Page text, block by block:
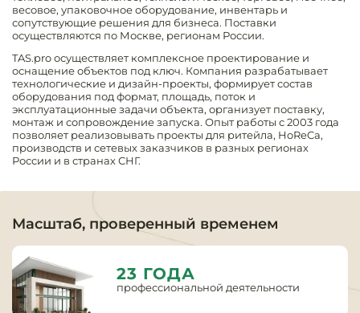
Кофейное
питания
Оснащение
Оснащение
мерчандайзинг
торгового
оборудования
Монтаж
оборудования
весовое, упаковочное оборудование, инвентарь и
сопутствующие решения для бизнеса. Поставки
осуществляются по Москве, регионам России.
TAS.pro осуществляет комплексное проектирование и
оснащение объектов под ключ. Компания разрабатывает
технологические и дизайн-проекты, формирует состав
оборудования под формат, площадь, поток и
эксплуатационные задачи объекта, организует поставку,
монтаж и сопровождение запуска. Опыт работы с 2003 года
позволяет реализовывать проекты для ритейла, HoReCa,
производств и сетевых заказчиков в разных регионах
России и в странах СНГ.
Масштаб, проверенный временем
23 ГОДА
профессиональной деятельности